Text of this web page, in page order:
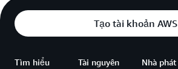
Tạo tài khoản AWS
Tìm hiểu Tài nguyên
Nhà phát